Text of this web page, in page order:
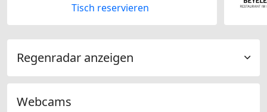
Tisch reservieren
Regenradar anzeigen
Webcams